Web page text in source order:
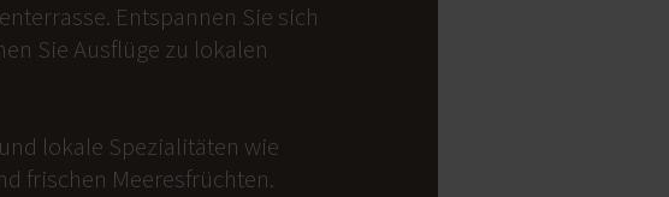
Entspannen Sie sich
Sie Ausflüge zu lokalen
lokale Spezialitäten wie
frischen Meeresfrüchten.